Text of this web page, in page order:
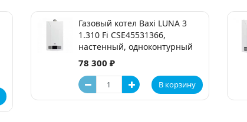
Газовый котел Baxi LUNA 3
1.310 Fi CSE45531366,
настенный, одноконтурный
78 300 ₽
В корзину